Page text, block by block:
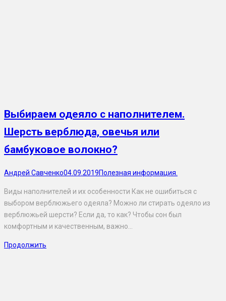
Выбираем одеяло с наполнителем.
Шерсть верблюда, овечья или
бамбуковое волокно?
Андрей Савченко04.09.2019Полезная информация.
Виды наполнителей и их особенности Как не ошибиться с
выбором верблюжьего одеяла? Можно ли стирать одеяло из
верблюжьей шерсти? Если да, то как? Чтобы сон был
комфортным и качественным, важно…
Продолжить